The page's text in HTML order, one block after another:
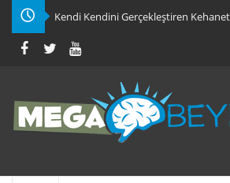
Kendi Kendini Gerçekleştiren